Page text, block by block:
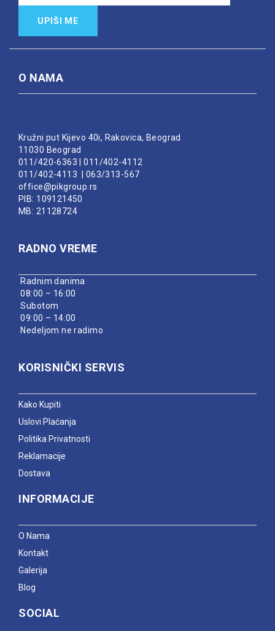
UPIŠI ME
O NAMA
Kružni put Kijevo 40i, Rakovica, Beograd
11030 Beograd
011/420-6363 |011/402-4112
011/402-4113 | 063/313-567
office@pikgroup.rs
PIB: 109121450
MB: 21128724
RADNO VREME
Radnim danima
08:00 – 16:00
Subotom
09:00 – 14:00
Nedeljom ne radimo
KORISNIČKI SERVIS
Kako Kupiti
Uslovi Plaćanja
Politika Privatnosti
Reklamacije
Dostava
INFORMACIJE
O Nama
Kontakt
Galerija
Blog
SOCIAL